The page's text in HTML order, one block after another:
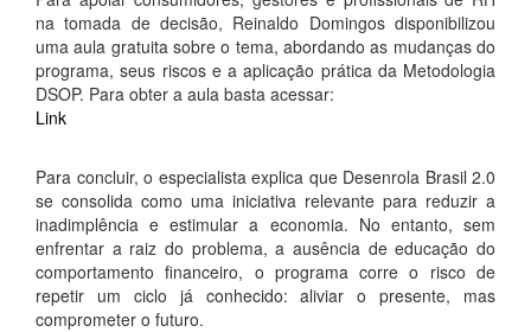
na tomada de decisão, Reinaldo Domingos disponibilizou
uma aula gratuita sobre o tema, abordando as mudanças do
programa, seus riscos e a aplicação prática da Metodologia
DSOP. Para obter a aula basta acessar:
Link
Para concluir, o especialista explica que Desenrola Brasil 2.0
se consolida como uma iniciativa relevante para reduzir a
inadimplência e estimular a economia. No entanto, sem
enfrentar a raiz do problema, a ausência de educação do
comportamento financeiro, o programa corre o risco de
repetir um ciclo já conhecido: aliviar o presente, mas
comprometer o futuro.